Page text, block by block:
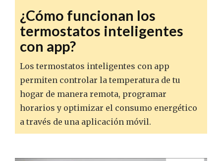
¿Cómo funcionan los
termostatos inteligentes
con app?
Los termostatos inteligentes con app
permiten controlar la temperatura de tu
hogar de manera remota, programar
horarios y optimizar el consumo energético
a través de una aplicación móvil.